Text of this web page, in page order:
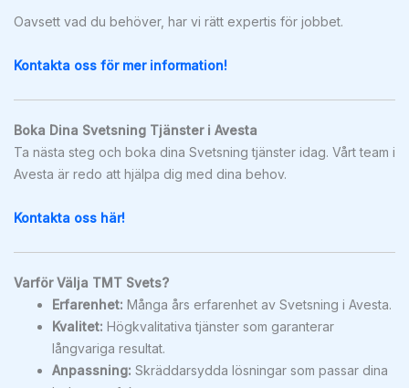
Oavsett vad du behöver, har vi rätt expertis för jobbet.
Kontakta oss för mer information!
Boka Dina Svetsning Tjänster i Avesta
Ta nästa steg och boka dina Svetsning tjänster idag. Vårt team i
Avesta är redo att hjälpa dig med dina behov.
Kontakta oss här!
Varför Välja TMT Svets?
Erfarenhet: Många års erfarenhet av Svetsning i Avesta.
Kvalitet: Högkvalitativa tjänster som garanterar
långvariga resultat.
Anpassning: Skräddarsydda lösningar som passar dina